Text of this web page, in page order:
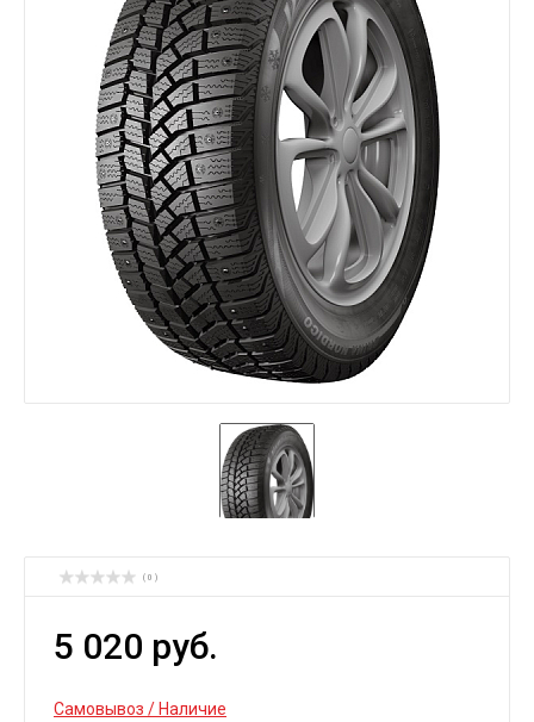
( 0 )
5 020 руб.
Самовывоз / Наличие